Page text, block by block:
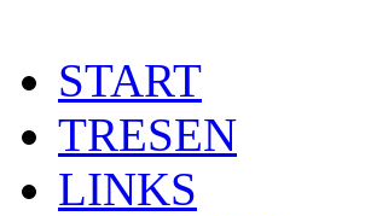
START
TRESEN
LINKS